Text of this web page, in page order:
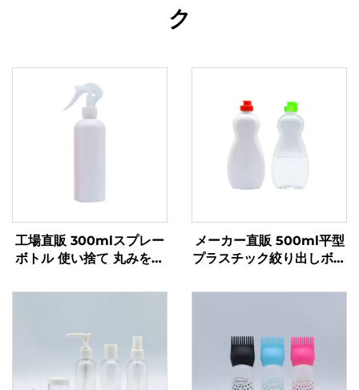
ク
工場直販 300mlスプレー
ボトル 使い捨て 丸みを帯
チックボトル
メーカー直販 500ml平型
プラスチック絞り出しボト
ム食器用洗剤・ペットケア